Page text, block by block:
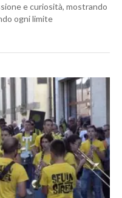
e curiosità, mostrando
ogni limite